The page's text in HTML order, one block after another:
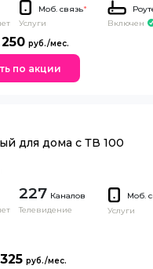
Моб. связь*
Услуги
Включен
250
по акции
для дома с ТВ 100
227 Каналов
Телевидение
Моб.
Услуги
325